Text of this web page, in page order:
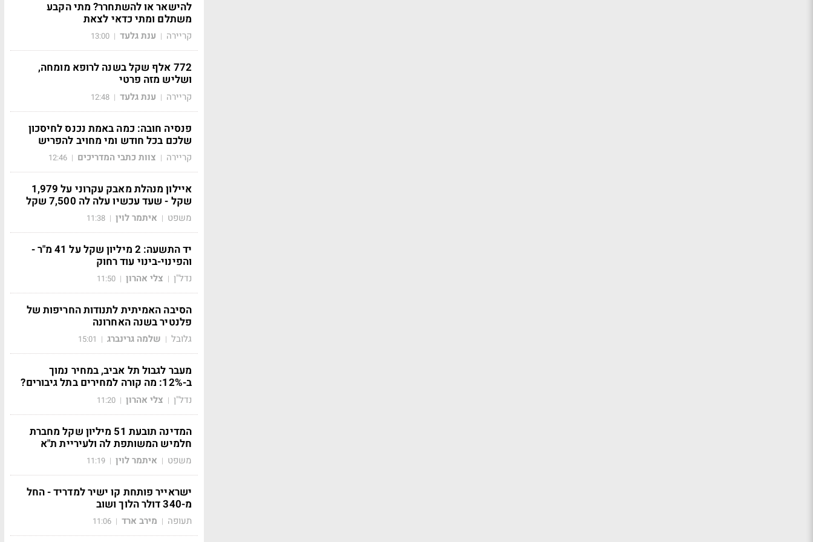
להישאר או להשתחרר? מתי הקבע
משתלם ומתי כדאי לצאת
קריירה | ענת גלעד |
13:00
772 אלף שקל בשנה לרופא מומחה,
ושליש מזה פרטי
קריירה | ענת גלעד |
12:48
פנסיה חובה: כמה באמת נכנס לחיסכון
שלכם בכל חודש ומי מחויב להפריש
קריירה | צוות כתבי המדריכים |
12:46
איילון מנהלת מאבק עקרוני על 1,979
שקל - שעד עכשיו עלה לה 7,500 שקל
משפט | איתמר לוין |
11:38
יד התשעה: 2 מיליון שקל על 41 מ"ר -
והפינוי-בינוי עוד רחוק
נדל"ן | צלי אהרון |
11:50
הסיבה האמיתית לתנודות החריפות של
פלנטיר בשנה האחרונה
גלובל | שלמה גרינברג |
15:01
מעבר לגבול תל אביב, במחיר נמוך
ב-12%: מה קורה למחירים בתל גיבורים?
נדל"ן | צלי אהרון |
11:20
המדינה תובעת 51 מיליון שקל מחברת
חלמיש המשותפת לה ולעיריית ת"א
משפט | איתמר לוין |
11:19
ישראייר פותחת קו ישיר למדריד - החל
מ-340 דולר הלוך ושוב
תעופה | מירב ארד |
11:06